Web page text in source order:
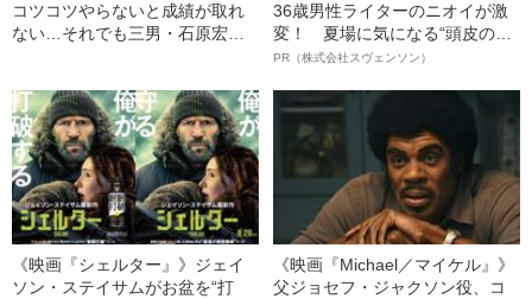
コツコツやらないと成績が取れ
ない…それでも三男・石原宏高
36歳男性ライターのニオイが激
変！ 夏場に気になる“頭皮のニ
オイ”や“ベタつき”を解消す
ト”が生み出した徹底ケアとは
PR（株式会社スヴェンソン）
《映画『シェルター』》ジェイ
ソン・ステイサムがお盆を“打
《映画『Michael／マイケル』》
父ジョセフ・ジャクソン役、コ